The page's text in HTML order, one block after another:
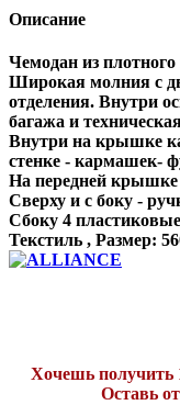
Описание
Чемодан из плотного
Широкая молния с
отделения. Внутри
багажа и
Внутри на крышке
стенке - кармашек-
На передней
Сверху и с боку -
Сбоку 4
Текстиль , Размер:
Хочешь получить
Оставь